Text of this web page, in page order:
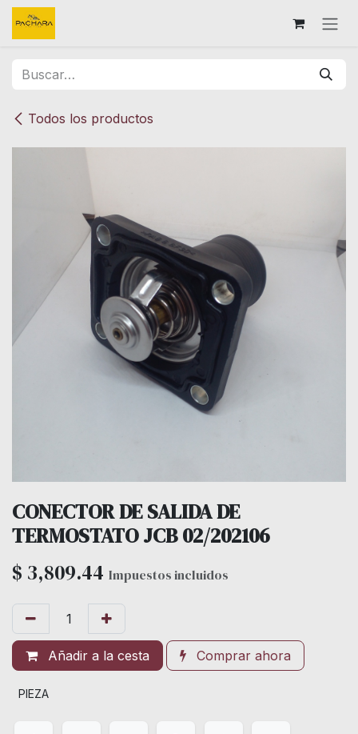
Ir al contenido
Todos los productos
CONECTOR DE SALIDA DE
TERMOSTATO JCB 02/202106
$ 3,809.44 Impuestos incluidos
Añadir a la cesta Comprar ahora
PIEZA